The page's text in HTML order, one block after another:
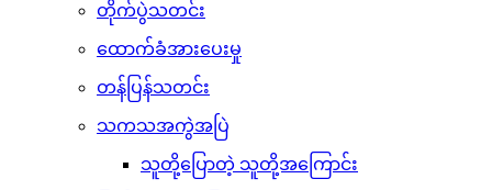
တိုက်ပွဲသတင်း
ထောက်ခံအားပေးမှု
တန်ပြန်သတင်း
သကသအကွဲအပြဲ
သူတို့ပြောတဲ့ သူတို့အကြောင်း